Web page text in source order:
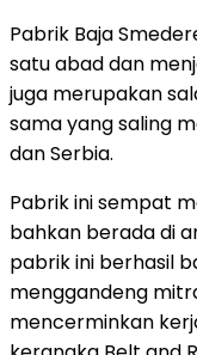
Pabrik Baja
satu abad dan
juga merupakan
sama yang saling
dan Serbia.
Pabrik ini sempat
bahkan berada di
pabrik ini berhasil
menggandeng
mencerminkan